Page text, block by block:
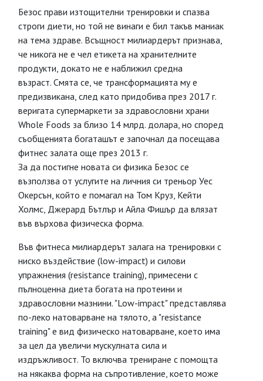
Безос прави изтощителни тренировки и спазва
строги диети, но той не винаги е бил такъв маниак
на тема здраве. Всъщност милиардерът признава,
че никога не е чел етикета на хранителните
продукти, докато не е наближил средна
възраст. Смята се, че трансформацията му е
предизвикана, след като придобива през 2017 г.
веригата супермаркети за здравословни храни
Whole Foods за близо 14 млрд. долара, но според
съобщенията богаташът е започнал да посещава
фитнес залата още през 2013 г.
За да постигне новата си физика Безос се
възползва от услугите на личния си треньор Уес
Окерсън, който е помагал на Том Круз, Кейти
Холмс, Джерард Бътлър и Айла Фишър да влязат
във върхова физическа форма.
Във фитнеса милиардерът залага на тренировки с
ниско въздействие (low-impact) и силови
упражнения (resistance training), примесени с
пълноценна диета богата на протеини и
здравословни мазнини. "Low-impact" представлява
по-леко натоварване на тялото, а "resistance
training" е вид физическо натоварване, което има
за цел да увеличи мускулната сила и
издръжливост. То включва трениране с помощта
на някаква форма на съпротивление, което може